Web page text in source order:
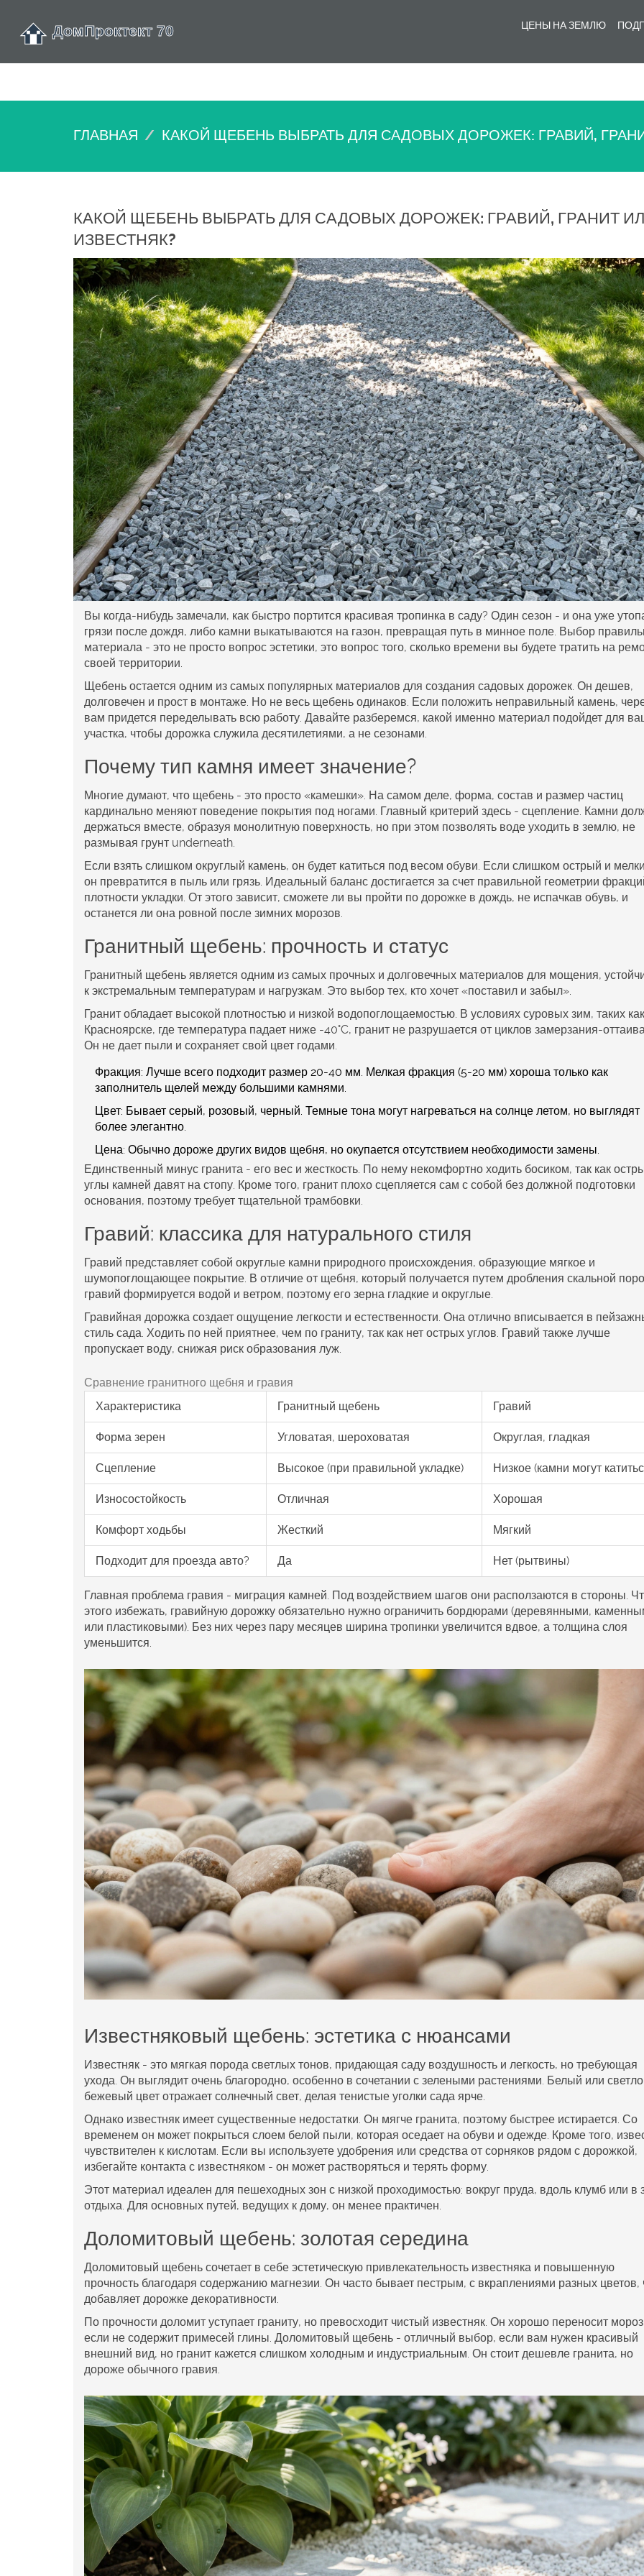
ЦЕНЫ НА ЗЕМЛЮ
ГЛАВНАЯ КАКОЙ ЩЕБЕНЬ ВЫБРАТЬ ДЛЯ САДОВЫХ ДОРОЖЕК: ГРАВИЙ,
КАКОЙ ЩЕБЕНЬ ВЫБРАТЬ ДЛЯ САДОВЫХ ДОРОЖЕК: ГРАВИЙ, ГРАНИТ
ИЗВЕСТНЯК?
Вы когда-нибудь замечали, как быстро портится красивая тропинка в саду? Один сезон - и она уже
грязи после дождя, либо камни выкатываются на газон, превращая путь в минное поле. Выбор
материала - это не просто вопрос эстетики, это вопрос того, сколько времени вы будете тратить на
своей территории.
Щебень остается одним из самых популярных материалов для создания садовых дорожек . Он дешев,
долговечен и прост в монтаже. Но не весь щебень одинаков. Если положить неправильный камень,
вам придется переделывать всю работу. Давайте разберемся, какой именно материал подойдет для
участка, чтобы дорожка служила десятилетиями, а не сезонами.
Почему тип камня имеет значение?
Многие думают, что щебень - это просто «камешки». На самом деле, форма, состав и размер частиц
кардинально меняют поведение покрытия под ногами. Главный критерий здесь - сцепление. Камни
держаться вместе, образуя монолитную поверхность, но при этом позволять воде уходить в землю, не
размывая грунт underneath.
Если взять слишком округлый камень, он будет катиться под весом обуви. Если слишком острый и
он превратится в пыль или грязь. Идеальный баланс достигается за счет правильной геометрии
плотности укладки. От этого зависит, сможете ли вы пройти по дорожке в дождь, не испачкав обувь, и
останется ли она ровной после зимних морозов.
Гранитный щебень: прочность и статус
Гранитный щебень является одним из самых прочных и долговечных материалов для мощения,
к экстремальным температурам и нагрузкам . Это выбор тех, кто хочет «поставил и забыл».
Гранит обладает высокой плотностью и низкой водопоглощаемостью. В условиях суровых зим, таких
Красноярске, где температура падает ниже -40°C, гранит не разрушается от циклов замерзания-
Он не дает пыли и сохраняет свой цвет годами.
Фракция: Лучше всего подходит размер 20-40 мм. Мелкая фракция (5-20 мм) хороша только как
заполнитель щелей между большими камнями.
Цвет: Бывает серый, розовый, черный. Темные тона могут нагреваться на солнце летом, но выглядят
более элегантно.
Цена: Обычно дороже других видов щебня, но окупается отсутствием необходимости замены.
Единственный минус гранита - его вес и жесткость. По нему некомфортно ходить босиком, так как
углы камней давят на стопу. Кроме того, гранит плохо сцепляется сам с собой без должной подготовки
основания, поэтому требует тщательной трамбовки.
Гравий: классика для натурального стиля
Гравий представляет собой округлые камни природного происхождения, образующие мягкое и
шумопоглощающее покрытие . В отличие от щебня, который получается путем дробления скальной
гравий формируется водой и ветром, поэтому его зерна гладкие и округлые.
Гравийная дорожка создает ощущение легкости и естественности. Она отлично вписывается в
стиль сада. Ходить по ней приятнее, чем по граниту, так как нет острых углов. Гравий также лучше
пропускает воду, снижая риск образования луж.
Сравнение гранитного щебня и гравия
Характеристика
Гранитный щебень Гравий
Форма зерен Угловатая, шероховатая Округлая, гладкая
Сцепление Высокое (при правильной укладке) Низкое (камни могут
Износостойкость Отличная Хорошая
Комфорт ходьбы Жесткий Мягкий
Подходит для проезда авто? Да Нет (рытвины)
Главная проблема гравия - миграция камней. Под воздействием шагов они расползаются в стороны.
этого избежать, гравийную дорожку обязательно нужно ограничить бордюрами (деревянными,
или пластиковыми). Без них через пару месяцев ширина тропинки увеличится вдвое, а толщина слоя
уменьшится.
Известняковый щебень: эстетика с нюансами
Известняк - это мягкая порода светлых тонов, придающая саду воздушность и легкость, но требующая
ухода . Он выглядит очень благородно, особенно в сочетании с зелеными растениями. Белый или
бежевый цвет отражает солнечный свет, делая тенистые уголки сада ярче.
Однако известняк имеет существенные недостатки. Он мягче гранита, поэтому быстрее истирается. Со
временем он может покрыться слоем белой пыли, которая оседает на обуви и одежде. Кроме того,
чувствителен к кислотам. Если вы используете удобрения или средства от сорняков рядом с дорожкой,
избегайте контакта с известняком - он может растворяться и терять форму.
Этот материал идеален для пешеходных зон с низкой проходимостью: вокруг пруда, вдоль клумб или в
отдыха. Для основных путей, ведущих к дому, он менее практичен.
Доломитовый щебень: золотая середина
Доломитовый щебень сочетает в себе эстетическую привлекательность известняка и повышенную
прочность благодаря содержанию магнезии . Он часто бывает пестрым, с вкраплениями разных цветов,
добавляет дорожке декоративности.
По прочности доломит уступает граниту, но превосходит чистый известняк. Он хорошо переносит
если не содержит примесей глины. Доломитовый щебень - отличный выбор, если вам нужен красивый
внешний вид, но гранит кажется слишком холодным и индустриальным. Он стоит дешевле гранита, но
дороже обычного гравия.